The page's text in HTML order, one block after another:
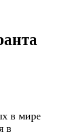
в мире
в